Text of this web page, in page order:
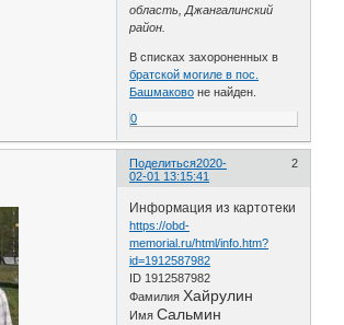
область, Джангалинский
район.
В списках захороненных в
братской могиле в пос.
Башмаково не найден.
0
Поделиться 2
2020-
02-01 13:15:41
Информация из картотеки
https://obd-
memorial.ru/html/info.htm?
id=1912587982
ID 1912587982
Фамилия Хайрулин
ИмяСальмин